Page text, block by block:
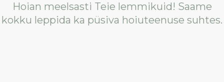
Hoian meelsasti Teie lemmikuid! Saame
kokku leppida ka püsiva hoiuteenuse suhtes.